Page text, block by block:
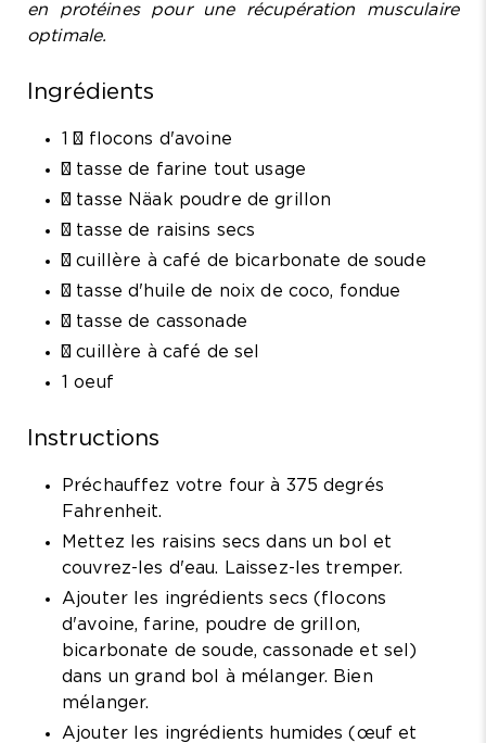
en protéines pour une récupération musculaire
optimale.
Ingrédients
1 ¼ flocons d'avoine
¾ tasse de farine tout usage
¼ tasse Näak poudre de grillon
¾ tasse de raisins secs
½ cuillère à café de bicarbonate de soude
½ tasse d'huile de noix de coco, fondue
½ tasse de cassonade
¼ cuillère à café de sel
1 oeuf
Instructions
Préchauffez votre four à 375 degrés
Fahrenheit.
Mettez les raisins secs dans un bol et
couvrez-les d'eau. Laissez-les tremper.
Ajouter les ingrédients secs (flocons
d'avoine, farine, poudre de grillon,
bicarbonate de soude, cassonade et sel)
dans un grand bol à mélanger. Bien
mélanger.
Ajouter les ingrédients humides (œuf et